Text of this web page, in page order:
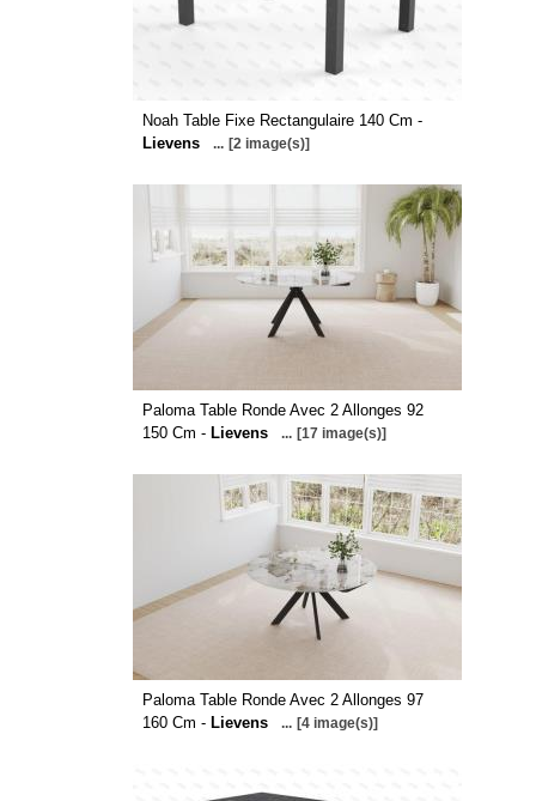
Noah Table Fixe Rectangulaire 140 Cm -
Lievens
... [2 image(s)]
Paloma Table Ronde Avec 2 Allonges 92
150 Cm - Lievens ... [17 image(s)]
Paloma Table Ronde Avec 2 Allonges 97
160 Cm - Lievens ... [4 image(s)]